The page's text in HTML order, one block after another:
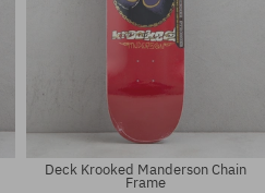
Deck Krooked Manderson Chain
Frame